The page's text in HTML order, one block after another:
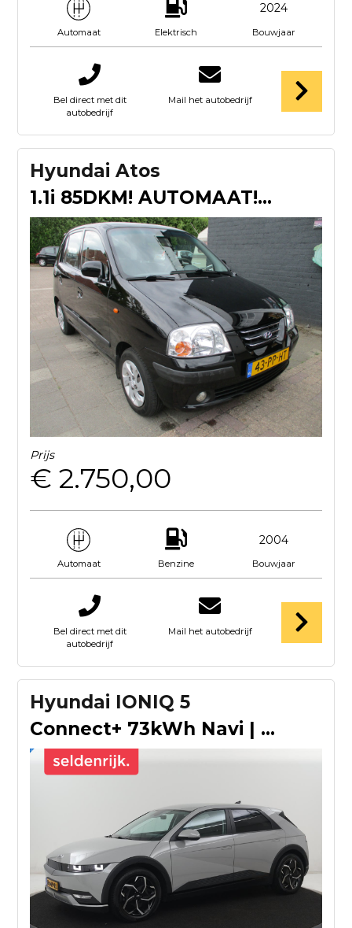
Automaat Elektrisch
2024
Bouwjaar
Bel direct met dit
autobedrijf
Mail het autobedrijf
Hyundai Atos
1.1i 85DKM! AUTOMAAT! APK 9-2027!
Prijs
€ 2.750,00
Automaat Benzine
2004
Bouwjaar
Bel direct met dit
autobedrijf
Mail het autobedrijf
Hyundai IONIQ 5
Connect+ 73kWh Navi | Clima | SOH 95.2% | Half Leder | Camer